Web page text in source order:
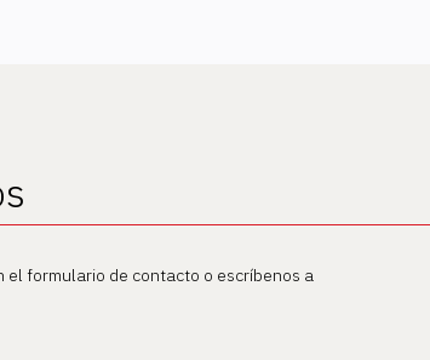
el formulario de contacto o escríbenos a